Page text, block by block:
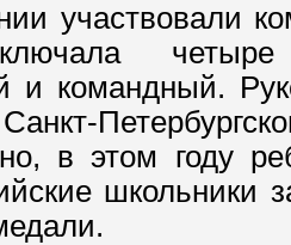
участвовали
четыре
и командный.
в этом году
школьники